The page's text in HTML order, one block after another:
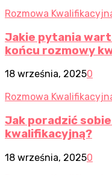
Rozmowa
Jakie pytania
końcu rozmowy
18 września, 20250
Rozmowa
Jak poradzić
kwalifikacyjną?
18 września, 20250